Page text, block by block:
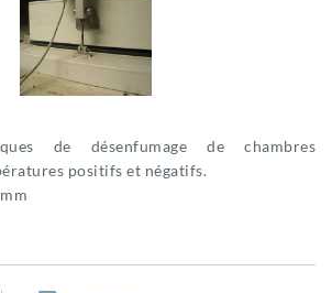
de désenfumage de chambres
positifs et négatifs.